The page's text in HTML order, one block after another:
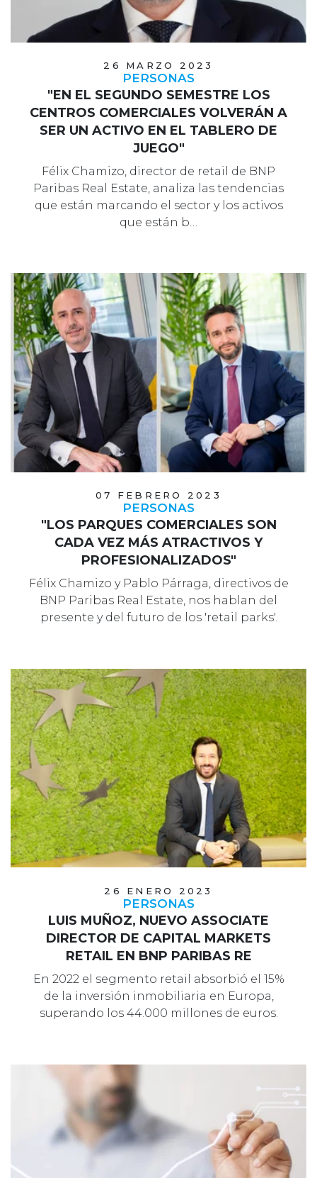
26 MARZO 2023
PERSONAS
"EN EL SEGUNDO SEMESTRE LOS
CENTROS COMERCIALES VOLVERÁN A
SER UN ACTIVO EN EL TABLERO DE
JUEGO"
Félix Chamizo, director de retail de BNP
Paribas Real Estate, analiza las tendencias
que están marcando el sector y los activos
que están b…
07 FEBRERO 2023
PERSONAS
"LOS PARQUES COMERCIALES SON
CADA VEZ MÁS ATRACTIVOS Y
PROFESIONALIZADOS"
Félix Chamizo y Pablo Párraga, directivos de
BNP Paribas Real Estate, nos hablan del
presente y del futuro de los 'retail parks'.
26 ENERO 2023
PERSONAS
LUIS MUÑOZ, NUEVO ASSOCIATE
DIRECTOR DE CAPITAL MARKETS
RETAIL EN BNP PARIBAS RE
En 2022 el segmento retail absorbió el 15%
de la inversión inmobiliaria en Europa,
superando los 44.000 millones de euros.